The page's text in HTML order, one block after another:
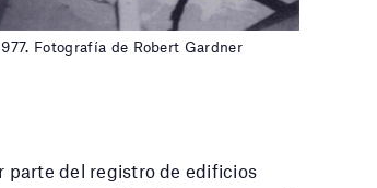
Fotografía de Robert Gardner
parte del registro de edificios